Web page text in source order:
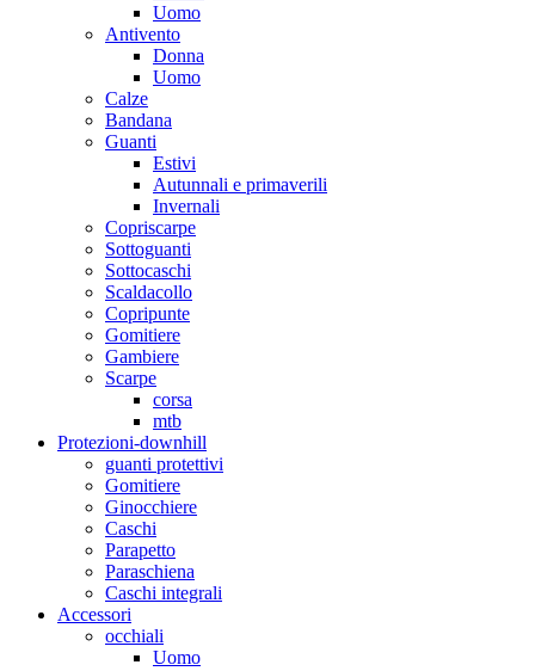
Uomo
Antivento
Donna
Uomo
Calze
Bandana
Guanti
Estivi
Autunnali e primaverili
Invernali
Copriscarpe
Sottoguanti
Sottocaschi
Scaldacollo
Copripunte
Gomitiere
Gambiere
Scarpe
corsa
mtb
Protezioni-downhill
guanti protettivi
Gomitiere
Ginocchiere
Caschi
Parapetto
Paraschiena
Caschi integrali
Accessori
occhiali
Uomo